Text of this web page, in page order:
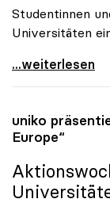
Studentinnen
Universitäten
uniko begrüsst
...weiterlesen
uniko
Europe“